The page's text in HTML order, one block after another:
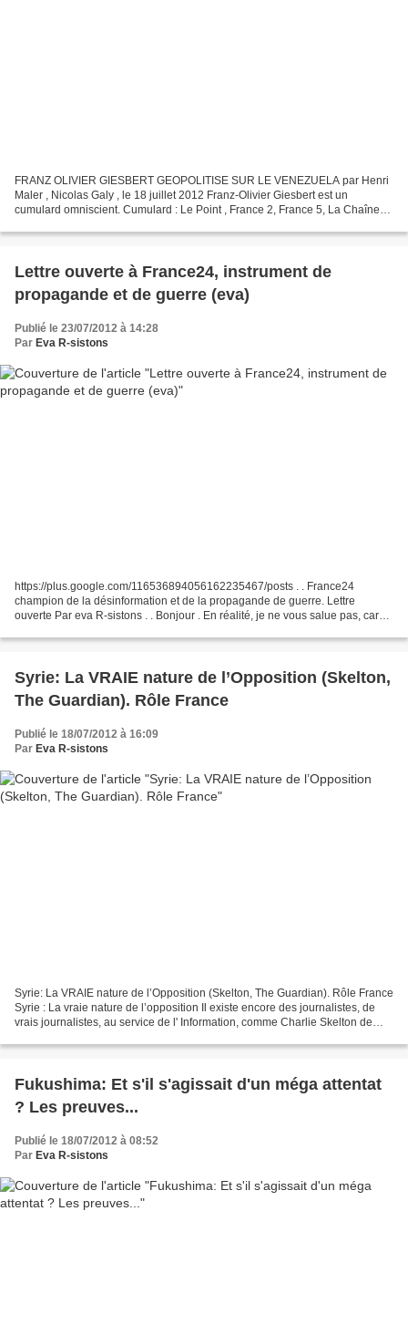
FRANZ OLIVIER GIESBERT GEOPOLITISE SUR LE VENEZUELA par Henri
Maler , Nicolas Galy , le 18 juillet 2012 Franz-Olivier Giesbert est un
cumulard omniscient. Cumulard : Le Point , France 2, France 5, La Chaîne
Lettre ouverte à France24, instrument de
propagande et de guerre (eva)
Publié le 23/07/2012 à 14:28
Par Eva R-sistons
https://plus.google.com/116536894056162235467/posts . . France24
champion de la désinformation et de la propagande de guerre. Lettre
ouverte Par eva R-sistons . . Bonjour . En réalité, je ne vous salue pas, car
Syrie: La VRAIE nature de l’Opposition (Skelton,
The Guardian). Rôle France
Publié le 18/07/2012 à 16:09
Par Eva R-sistons
Syrie: La VRAIE nature de l’Opposition (Skelton, The Guardian). Rôle France
Syrie : La vraie nature de l’opposition Il existe encore des journalistes, de
vrais journalistes, au service de l' Information, comme Charlie Skelton de
Fukushima: Et s'il s'agissait d'un méga attentat
? Les preuves...
Publié le 18/07/2012 à 08:52
Par Eva R-sistons